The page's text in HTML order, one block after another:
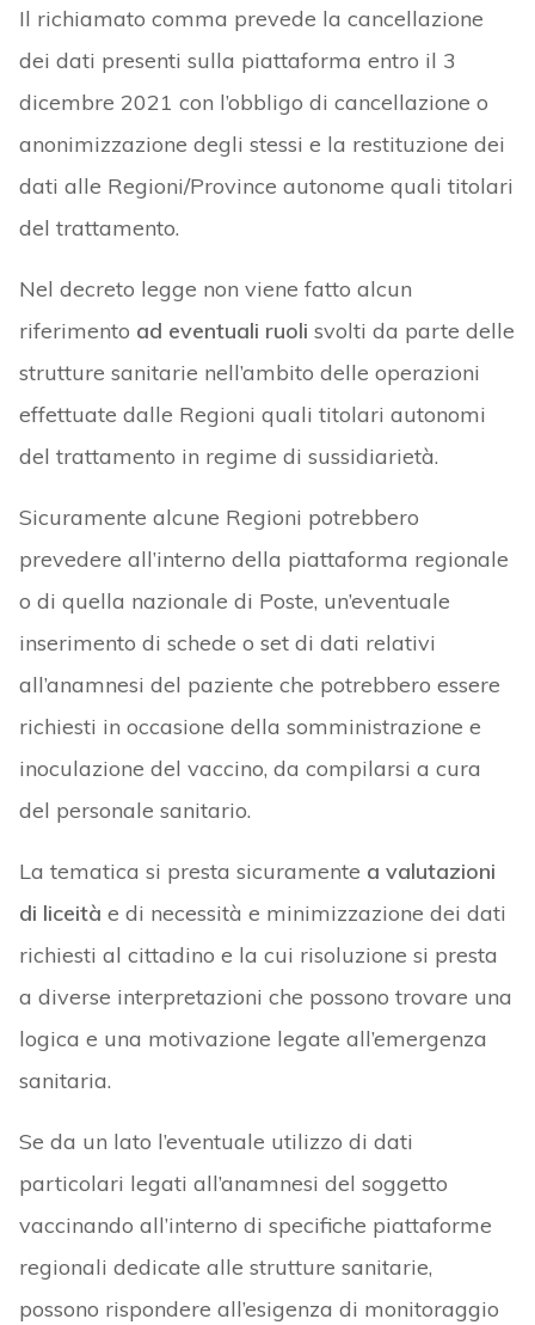
Il richiamato comma prevede la cancellazione
dei dati presenti sulla piattaforma entro il 3
dicembre 2021 con l’obbligo di cancellazione o
anonimizzazione degli stessi e la restituzione dei
dati alle Regioni/Province autonome quali titolari
del trattamento.
Nel decreto legge non viene fatto alcun
riferimento ad eventuali ruoli svolti da parte delle
strutture sanitarie nell’ambito delle operazioni
effettuate dalle Regioni quali titolari autonomi
del trattamento in regime di sussidiarietà.
Sicuramente alcune Regioni potrebbero
prevedere all’interno della piattaforma regionale
o di quella nazionale di Poste, un’eventuale
inserimento di schede o set di dati relativi
all’anamnesi del paziente che potrebbero essere
richiesti in occasione della somministrazione e
inoculazione del vaccino, da compilarsi a cura
del personale sanitario.
La tematica si presta sicuramente a valutazioni
di liceità e di necessità e minimizzazione dei dati
richiesti al cittadino e la cui risoluzione si presta
a diverse interpretazioni che possono trovare una
logica e una motivazione legate all’emergenza
sanitaria.
Se da un lato l’eventuale utilizzo di dati
particolari legati all’anamnesi del soggetto
vaccinando all’interno di specifiche piattaforme
regionali dedicate alle strutture sanitarie,
possono rispondere all’esigenza di monitoraggio